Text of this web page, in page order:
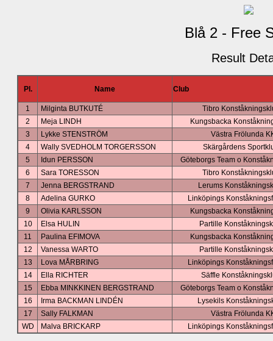
Blå 2 - Free
Result
Pl. Name Club
1 Milginta BUTKUTÉ
Tibro
2
Meja LINDH
Kungsbacka
3
Lykke STENSTRÖM
Västra Frölunda
4
Wally SVEDHOLM TORGERSSON
Skärgårdens
5
Idun PERSSON
Göteborgs Team o
6
Sara TORESSON
Tibro
7
Jenna BERGSTRAND
Lerums
8
Adelina GURKO
Linköpings
9
Olivia KARLSSON
Kungsbacka
10
Elsa HULIN
Partille
11
Paulina EFIMOVA
Kungsbacka
12
Vanessa WARTO
Partille
13
Lova MÅRBRING
Linköpings
14
Ella RICHTER
Säffle
15
Ebba MINKKINEN BERGSTRAND
Göteborgs Team o
16
Irma BACKMAN LINDÉN
Lysekils
17
Sally FALKMAN
Västra Frölunda
WD
Malva BRICKARP Linköpings